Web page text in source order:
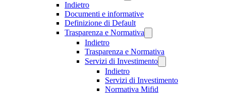
Indietro
Documenti e informative
Definizione di Default
Trasparenza e Normativa
Indietro
Trasparenza e Normativa
Servizi di Investimento
Indietro
Servizi di Investimento
Normativa Mifid